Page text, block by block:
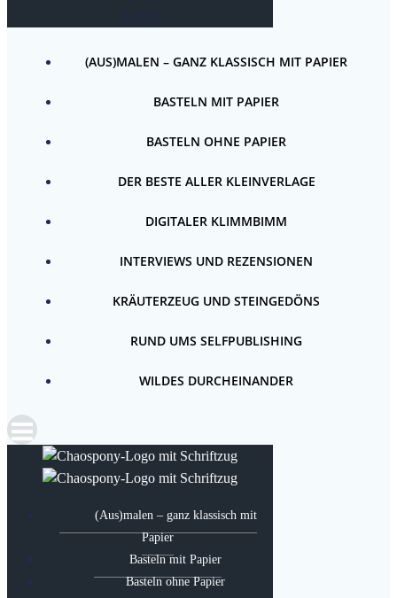
© 2023
(AUS)MALEN – GANZ KLASSISCH MIT PAPIER
BASTELN MIT PAPIER
BASTELN OHNE PAPIER
DER BESTE ALLER KLEINVERLAGE
DIGITALER KLIMMBIMM
INTERVIEWS UND REZENSIONEN
KRÄUTERZEUG UND STEINGEDÖNS
RUND UMS SELFPUBLISHING
WILDES DURCHEINANDER
(Aus)malen – ganz klassisch mit
Papier
Basteln mit Papier
Basteln ohne Papier